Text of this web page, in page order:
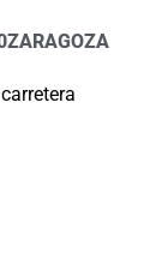
ZARAGOZA